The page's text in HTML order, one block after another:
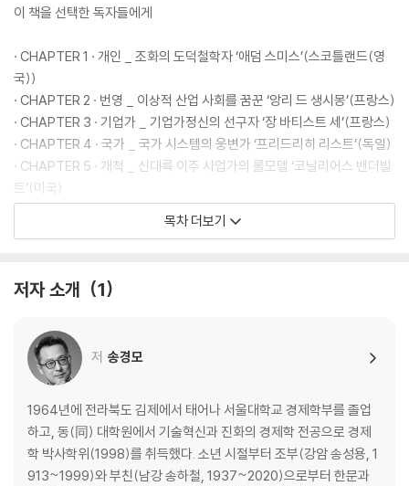
이 책을 선택한 독자들에게
· CHAPTER 1 · 개인 _ 조화의 도덕철학자 ‘애덤 스미스’(스코틀랜드(영
국))
· CHAPTER 2 · 번영 _ 이상적 산업 사회를 꿈꾼 ‘앙리 드 생시몽’(프랑스)
· CHAPTER 3 · 기업가 _ 기업가정신의 선구자 ‘장 바티스트 세’(프랑스)
· CHAPTER 4 · 국가 _ 국가 시스템의 웅변가 ‘프리드리히 리스트’(독일)
· CHAPTER 5 · 개척 _ 신대륙 이주 사업가의 롤모델 ‘코닐리어스 밴더빌
트’(미국)
· CHAPTER 6 · 정보 _ 신문 콘텐츠의 혁신가 ‘조지프 퓰리처’(미국)
· CHAPTER 7 · 사회 _ 도덕과 이성의 세계를 돌아 현실로 돌아온 ‘빌프레
· CHAPTER 9 · 변화 _ 창조적 파괴의 사상가 ‘조지프 슘페터’(오스트리
· CHAPTER 10 · 금융 _ 현대 벤처캐피털의 원조 ‘조르주 도리오’(미국)
· CHAPTER 11 · 창업 _ 실리콘밸리의 아버지 ‘프레데릭 터먼’(미국)
에필로그
감사의 글
Endnotes
찾아보기
목차 더보기
저자 소개 1
저 송경모
1964년에 전라북도 김제에서 태어나 서울대학교 경제학부를 졸업
하고, 동(同) 대학원에서 기술혁신과 진화의 경제학 전공으로 경제
학 박사학위(1998)를 취득했다. 소년 시절부터 조부(강암 송성용, 1
913~1999)와 부친(남강 송하철, 1937~2020)으로부터 한문과